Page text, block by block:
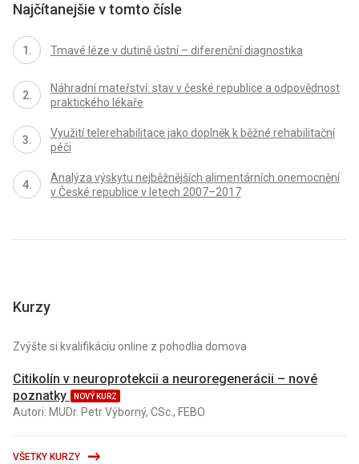
Najčítanejšie v tomto čísle
Tmavé léze v dutině ústní – diferenční diagnostika
Náhradní mateřství: stav v české republice a odpovědnost
praktického lékaře
Využití telerehabilitace jako doplněk k běžné rehabilitační
péči
Analýza výskytu nejběžnějších alimentárních onemocnění
v České republice v letech 2007–2017
Kurzy
Zvýšte si kvalifikáciu online z pohodlia domova
Citikolín v neuroprotekcii a neuroregenerácii – nové
poznatky
NOVÝ KURZ
Autori: MUDr. Petr Výborný, CSc., FEBO
VŠETKY KURZY